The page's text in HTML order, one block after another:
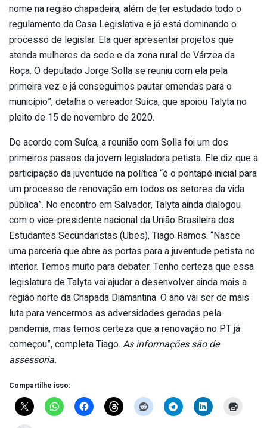
nome na região chapadeira, além de ter estudado todo o
regulamento da Casa Legislativa e já está dominando o
processo de legislar. Ela quer apresentar projetos que
atenda mulheres da sede e da zona rural de Várzea da
Roça. O deputado Jorge Solla se reuniu com ela pela
primeira vez e já conseguimos pautar emendas para o
município”, detalha o vereador Suíca, que apoiou Talyta no
pleito de 15 de novembro de 2020.
De acordo com Suíca, a reunião com Solla foi um dos
primeiros passos da jovem legisladora petista. Ele diz que a
participação da juventude na política “é o pontapé inicial para
um processo de renovação em todos os setores da vida
pública”. No encontro em Salvador, Talyta ainda dialogou
com o vice-presidente nacional da União Brasileira dos
Estudantes Secundaristas (Ubes), Tiago Ramos. “Nasce
uma parceria que abre as portas para a juventude petista no
interior. Temos muito para debater. Tenho certeza que essa
legislatura de Talyta vai ajudar a desenvolver ainda mais a
região norte da Chapada Diamantina. O ano vai ser de mais
luta para vencermos as adversidades geradas pela
pandemia, mas temos certeza que a renovação no PT já
começou”, completa Tiago. As informações são de
assessoria.
Compartilhe isso: